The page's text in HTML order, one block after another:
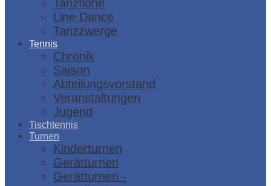
Tanzflöhe
Line Dance
Tanzzwerge
Tennis
Chronik
Saison
Abteilungsvorstand
Veranstaltungen
Jugend
Tischtennis
Turnen
Kinderturnen
Gerätturnen
Gerätturnen -